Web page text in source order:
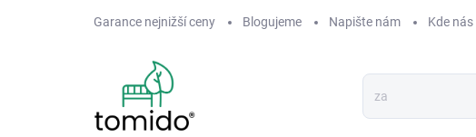
Garance nejnižší ceny Blogujeme Napište nám Kde